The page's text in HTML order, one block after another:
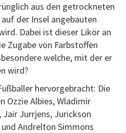
aus den getrockneten
der Insel angebauten
Dabei ist dieser Likör an
Zugabe von Farbstoffen
welche, mit der er
wird?
hervorgebracht: Die
Ozzie Albies, Wladimir
Jurrjens, Jurickson
Andrelton Simmons